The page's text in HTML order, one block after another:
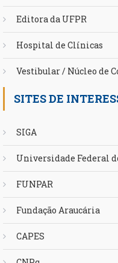
Editora da UFPR
Hospital de Clínicas
Vestibular / Núcleo de
SITES DE
SIGA
Universidade Federal
FUNPAR
Fundação Araucária
CAPES